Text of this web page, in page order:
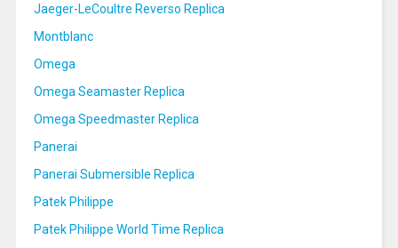
Jaeger-LeCoultre Reverso Replica
Montblanc
Omega
Omega Seamaster Replica
Omega Speedmaster Replica
Panerai
Panerai Submersible Replica
Patek Philippe
Patek Philippe World Time Replica